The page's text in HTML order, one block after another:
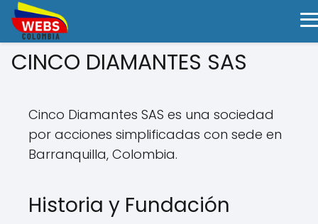
CINCO DIAMANTES SAS
Cinco Diamantes SAS es una sociedad
por acciones simplificadas con sede en
Barranquilla, Colombia.
Historia y Fundación